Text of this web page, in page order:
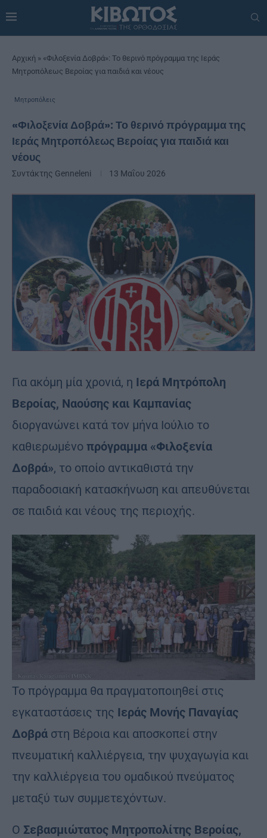
Αρχική » «Φιλοξενία Δοβρά»: Το θερινό πρόγραμμα της Ιεράς
Μητροπόλεως Βεροίας για παιδιά και νέους
Μητροπόλεις
«Φιλοξενία Δοβρά»: Το θερινό πρόγραμμα της
Ιεράς Μητροπόλεως Βεροίας για παιδιά και
νέους
Συντάκτης Genneleni 13 Μαΐου 2026
Για ακόμη μία χρονιά, η Ιερά Μητρόπολη
Βεροίας, Ναούσης και Καμπανίας
διοργανώνει κατά τον μήνα Ιούλιο το
καθιερωμένο πρόγραμμα «Φιλοξενία
Δοβρά», το οποίο αντικαθιστά την
παραδοσιακή κατασκήνωση και απευθύνεται
σε παιδιά και νέους της περιοχής.
Το πρόγραμμα θα πραγματοποιηθεί στις
εγκαταστάσεις της Ιεράς Μονής Παναγίας
Δοβρά στη Βέροια και αποσκοπεί στην
πνευματική καλλιέργεια, την ψυχαγωγία και
την καλλιέργεια του ομαδικού πνεύματος
μεταξύ των συμμετεχόντων.
Ο Σεβασμιώτατος Μητροπολίτης Βεροίας,